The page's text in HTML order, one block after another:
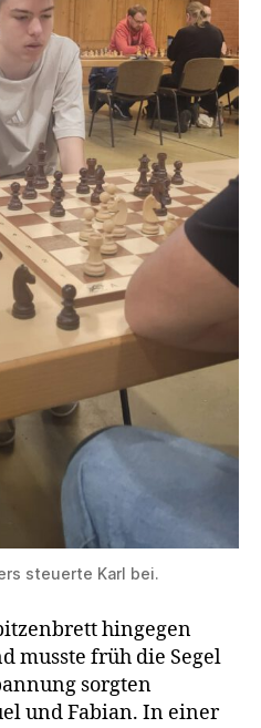
steuerte Karl bei.
hingegen
musste früh die Segel
sorgten
und Fabian. In einer